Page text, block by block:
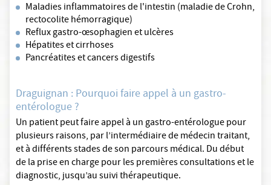
Maladies inflammatoires de l'intestin (maladie de Crohn,
rectocolite hémorragique)
Reflux gastro-œsophagien et ulcères
Hépatites et cirrhoses
Pancréatites et cancers digestifs
Draguignan : Pourquoi faire appel à un gastro-
entérologue ?
Un patient peut faire appel à un gastro-entérologue pour
plusieurs raisons, par l’intermédiaire de médecin traitant,
et à différents stades de son parcours médical. Du début
de la prise en charge pour les premières consultations et le
diagnostic, jusqu’au suivi thérapeutique.